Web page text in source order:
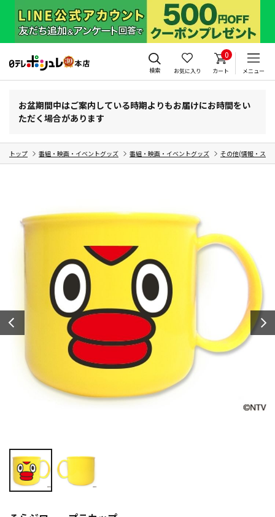
検索 お気に入り
0
カート メニュー
お盆期間中はご案内している時期よりもお届けにお時間をい
ただく場合があります
トップ 番組・映画・イベントグッズ 番組・映画・イベントグッズ その他(情報・スポ